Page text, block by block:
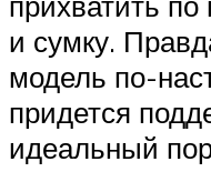
и сумку.
модель по-
придется
идеальный